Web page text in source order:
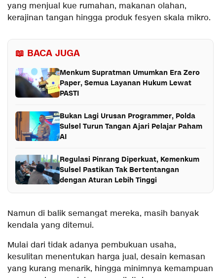
yang menjual kue rumahan, makanan olahan,
kerajinan tangan hingga produk fesyen skala mikro.
📖 BACA JUGA
Menkum Supratman Umumkan Era Zero
Paper, Semua Layanan Hukum Lewat
PASTI
Bukan Lagi Urusan Programmer, Polda
Sulsel Turun Tangan Ajari Pelajar Paham
AI
Regulasi Pinrang Diperkuat, Kemenkum
Sulsel Pastikan Tak Bertentangan
dengan Aturan Lebih Tinggi
Namun di balik semangat mereka, masih banyak
kendala yang ditemui.
Mulai dari tidak adanya pembukuan usaha,
kesulitan menentukan harga jual, desain kemasan
yang kurang menarik, hingga minimnya kemampuan